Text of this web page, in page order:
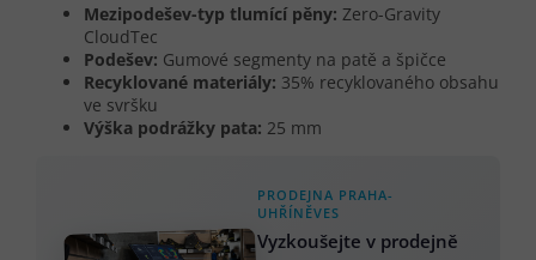
Mezipodešev-typ tlumící pěny: Zero-Gravity
CloudTec
Podešev: Gumové segmenty na patě a špičce
Recyklované materiály: 35% recyklovaného obsahu
ve svršku
Výška podrážky pata: 25 mm
PRODEJNA PRAHA-
UHŘÍNĚVES
Vyzkoušejte v prodejně